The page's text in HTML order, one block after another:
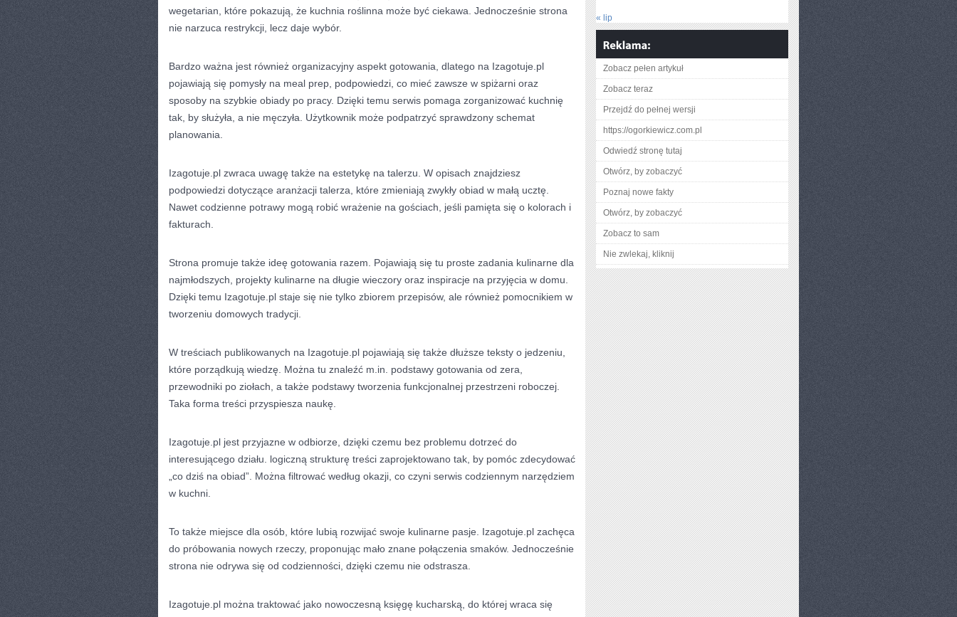
wegetarian, które pokazują, że kuchnia roślinna może być ciekawa. Jednocześnie strona
nie narzuca restrykcji, lecz daje wybór.
Bardzo ważna jest również organizacyjny aspekt gotowania, dlatego na Izagotuje.pl
pojawiają się pomysły na meal prep, podpowiedzi, co mieć zawsze w spiżarni oraz
sposoby na szybkie obiady po pracy. Dzięki temu serwis pomaga zorganizować kuchnię
tak, by służyła, a nie męczyła. Użytkownik może podpatrzyć sprawdzony schemat
planowania.
Izagotuje.pl zwraca uwagę także na estetykę na talerzu. W opisach znajdziesz
podpowiedzi dotyczące aranżacji talerza, które zmieniają zwykły obiad w małą ucztę.
Nawet codzienne potrawy mogą robić wrażenie na gościach, jeśli pamięta się o kolorach i
fakturach.
Strona promuje także ideę gotowania razem. Pojawiają się tu proste zadania kulinarne dla
najmłodszych, projekty kulinarne na długie wieczory oraz inspiracje na przyjęcia w domu.
Dzięki temu Izagotuje.pl staje się nie tylko zbiorem przepisów, ale również pomocnikiem w
tworzeniu domowych tradycji.
W treściach publikowanych na Izagotuje.pl pojawiają się także dłuższe teksty o jedzeniu,
które porządkują wiedzę. Można tu znaleźć m.in. podstawy gotowania od zera,
przewodniki po ziołach, a także podstawy tworzenia funkcjonalnej przestrzeni roboczej.
Taka forma treści przyspiesza naukę.
Izagotuje.pl jest przyjazne w odbiorze, dzięki czemu bez problemu dotrzeć do
interesującego działu. logiczną strukturę treści zaprojektowano tak, by pomóc zdecydować
„co dziś na obiad”. Można filtrować według okazji, co czyni serwis codziennym narzędziem
w kuchni.
To także miejsce dla osób, które lubią rozwijać swoje kulinarne pasje. Izagotuje.pl zachęca
do próbowania nowych rzeczy, proponując mało znane połączenia smaków. Jednocześnie
strona nie odrywa się od codzienności, dzięki czemu nie odstrasza.
Izagotuje.pl można traktować jako nowoczesną księgę kucharską, do której wraca się
« lip
Zobacz pełen artykuł
Zobacz teraz
Przejdź do pełnej wersji
https://ogorkiewicz.com.pl
Odwiedź stronę tutaj
Otwórz, by zobaczyć
Poznaj nowe fakty
Otwórz, by zobaczyć
Zobacz to sam
Nie zwlekaj, kliknij